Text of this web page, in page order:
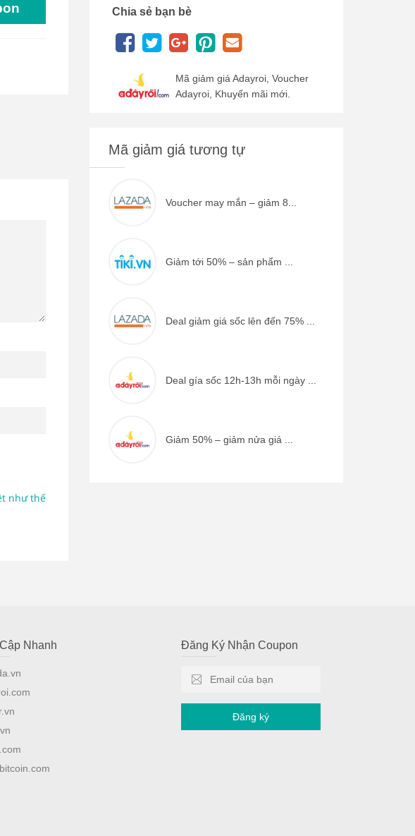
như thế
Chia sẻ bạn bè
Mã giảm giá Adayroi, Voucher
Adayroi, Khuyến mãi mới.
Mã giảm giá tương tự
Voucher may mắn – giảm 8...
Giảm tới 50% – sản phẩm ...
Deal giảm giá sốc lên đến 75% ...
Deal gía sốc 12h-13h mỗi ngày ...
Giảm 50% – giảm nửa giá ...
Nhanh Đăng Ký Nhận Coupon
Đăng ký